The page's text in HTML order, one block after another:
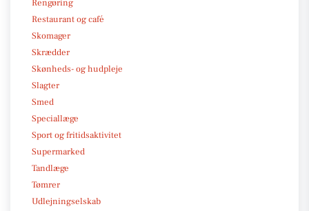
Rengøring
Restaurant og café
Skomager
Skrædder
Skønheds- og hudpleje
Slagter
Smed
Speciallæge
Sport og fritidsaktivitet
Supermarked
Tandlæge
Tømrer
Udlejningselskab